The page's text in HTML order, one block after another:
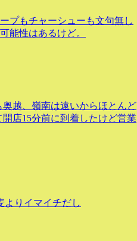
プもチャーシューも文句無し
能性はあるけど。
越、嶺南は遠いからほとんど
店15分前に到着したけど営業
よりイマイチだし